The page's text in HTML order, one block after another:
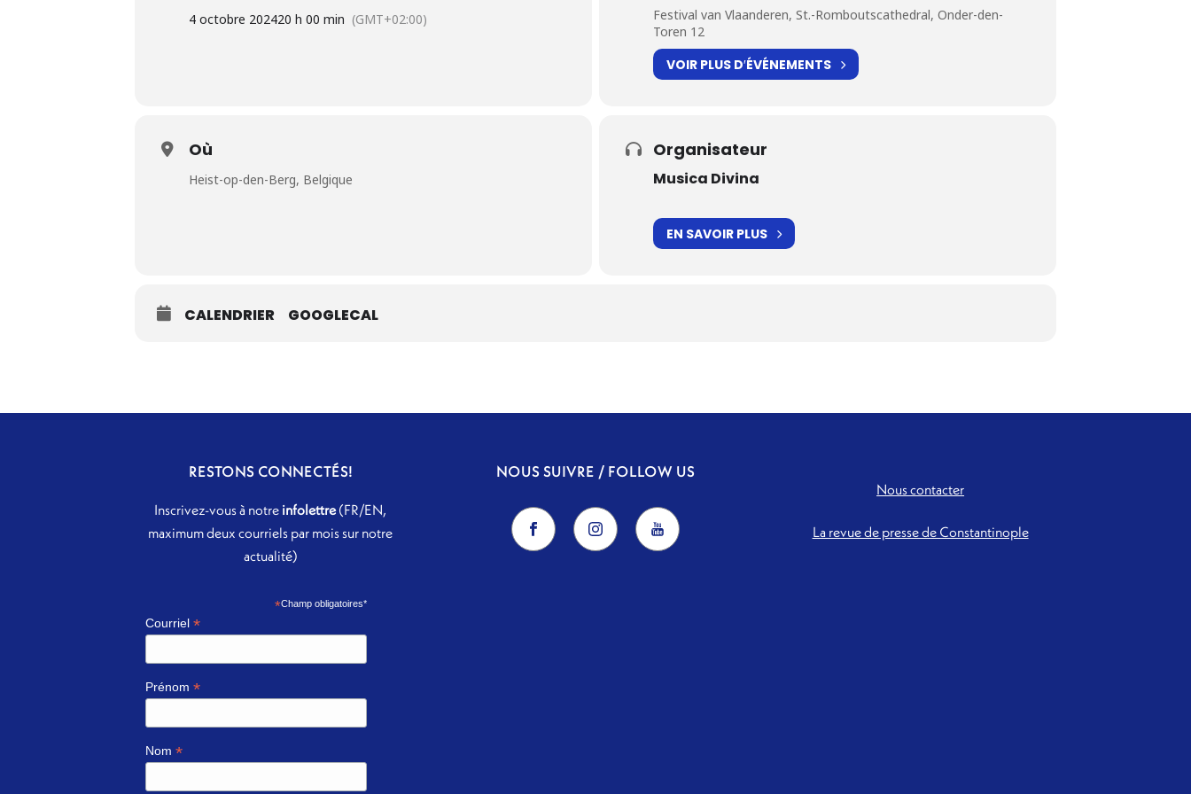
4 octobre 202420 h 00 min (GMT+02:00)
Festival van Vlaanderen, St.-Romboutscathedral, Onder-den-
Toren 12
VOIR PLUS D′ÉVÉNEMENTS
Où
Heist-op-den-Berg, Belgique
Organisateur
Musica Divina
EN SAVOIR PLUS
CALENDRIER GOOGLECAL
RESTONS CONNECTÉS!
Inscrivez-vous à notre infolettre(FR/EN,
maximum deux courriels par mois sur notre
actualité)
*Champ obligatoires*
Courriel *
Prénom *
Nom *
NOUS SUIVRE / FOLLOW US
Nous contacter
La revue de presse de Constantinople